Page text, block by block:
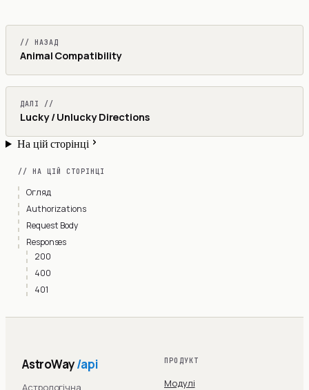
// НАЗАД
Animal Compatibility
ДАЛІ //
Lucky / Unlucky Directions
На цій сторінці
// НА ЦІЙ СТОРІНЦІ
Огляд
Authorizations
Request Body
Responses
200
400
401
AstroWay/api
Астрологічна
ПРОДУКТ
Модулі